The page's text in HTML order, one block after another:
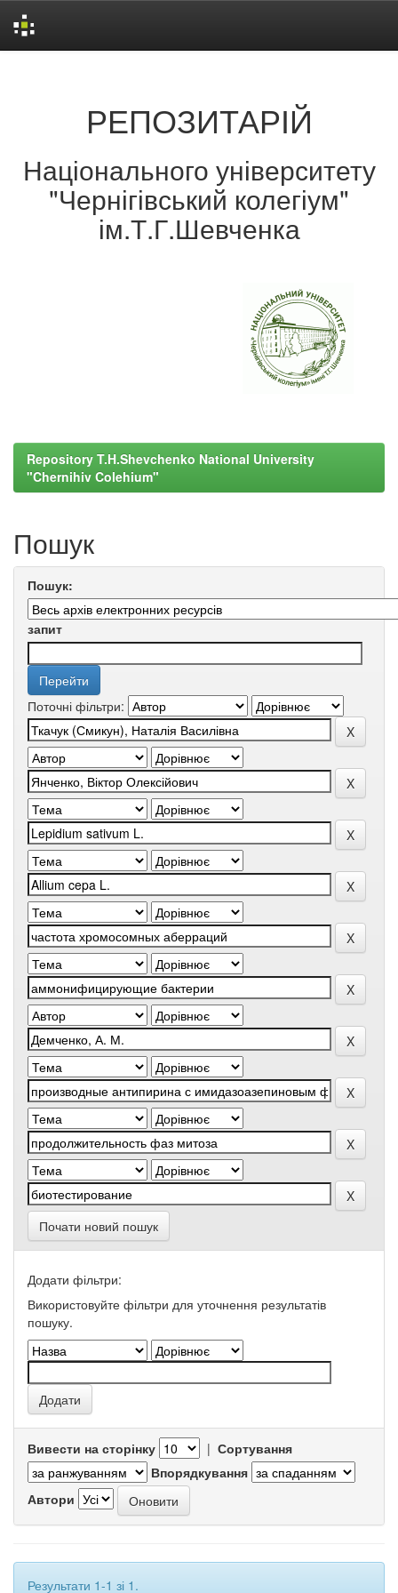
РЕПОЗИТАРІЙ
Національного університету
"Чернігівський колегіум"
ім.Т.Г.Шевченка
Repository T.H.Shevchenko National University
"Chernihiv Colehium"
Пошук
Пошук:
запит
Поточні фільтри:
Почати новий пошук
Додати фільтри:
Використовуйте фільтри для уточнення результатів
пошуку.
Вивести на сторінку | Сортування
Впорядкування
Автори
Результати 1-1 зі 1.